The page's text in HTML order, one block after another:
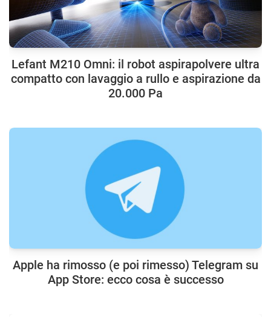
Lefant M210 Omni: il robot aspirapolvere ultra
compatto con lavaggio a rullo e aspirazione da
20.000 Pa
Apple ha rimosso (e poi rimesso) Telegram su
App Store: ecco cosa è successo